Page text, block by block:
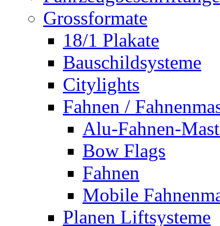
Grossformate
18/1 Plakate
Bauschildsysteme
Citylights
Fahnen /
Alu-Fahnen-
Bow Flags
Fahnen
Mobile
Planen Liftsysteme